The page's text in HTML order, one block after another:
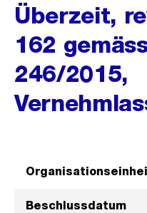
Überzeit,
162
246/2015,
Beschlussdatum